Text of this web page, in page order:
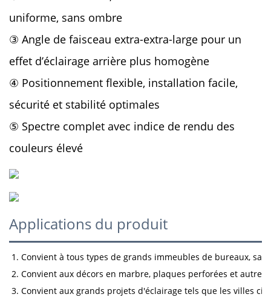
uniforme, sans ombre
③ Angle de faisceau extra-extra-large pour un
effet d’éclairage arrière plus homogène
④ Positionnement flexible, installation facile,
sécurité et stabilité optimales
⑤ Spectre complet avec indice de rendu des
couleurs élevé
Applications du produit
1. Convient à tous types de grands immeubles de bureaux,
2. Convient aux décors en marbre, plaques perforées et autres
3. Convient aux grands projets d'éclairage tels que les villes